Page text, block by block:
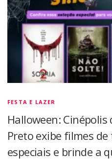
FESTA E LAZER
Halloween:
Preto exibe filmes
especiais e brinde a